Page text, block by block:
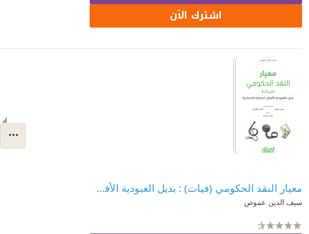
اشترك الآن
معيار النقد الحكومي (فيات) : بديل العبودية الأفضل للحضارة الإنسانية
سيف الدين عموص